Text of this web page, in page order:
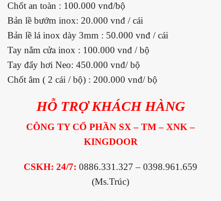
Chốt an toàn : 100.000 vnđ/bộ
Bản lề bướm inox: 20.000 vnđ / cái
Bản lề lá inox dày 3mm : 50.000 vnđ / cái
Tay nắm cửa inox : 100.000 vnđ / bộ
Tay đẩy hơi Neo: 450.000 vnđ/ bộ
Chốt âm ( 2 cái / bộ) : 200.000 vnđ/ bộ
HỖ TRỢ KHÁCH HÀNG
CÔNG TY CỔ PHẦN SX – TM – XNK –
KINGDOOR
CSKH: 24/7: 0886.331.327 – 0398.961.659
(Ms.Trúc)